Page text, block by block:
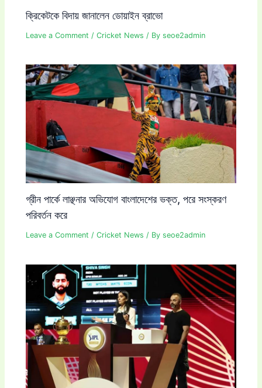
ক্রিকেটকে বিদায় জানালেন ডোয়াইন ব্রাভো
Leave a Comment /Cricket News / Byseoe2admin
গ্রীন পার্কে লাঞ্ছনার অভিযোগ বাংলাদেশের ভক্ত, পরে সংস্করণ
পরিবর্তন করে
Leave a Comment /Cricket News / Byseoe2admin